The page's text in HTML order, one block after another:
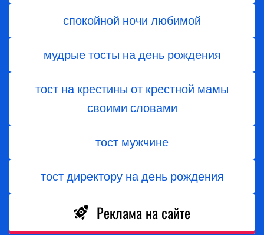
спокойной ночи любимой
мудрые тосты на день рождения
тост на крестины от крестной мамы
своими словами
тост мужчине
тост директору на день рождения
Реклама на сайте